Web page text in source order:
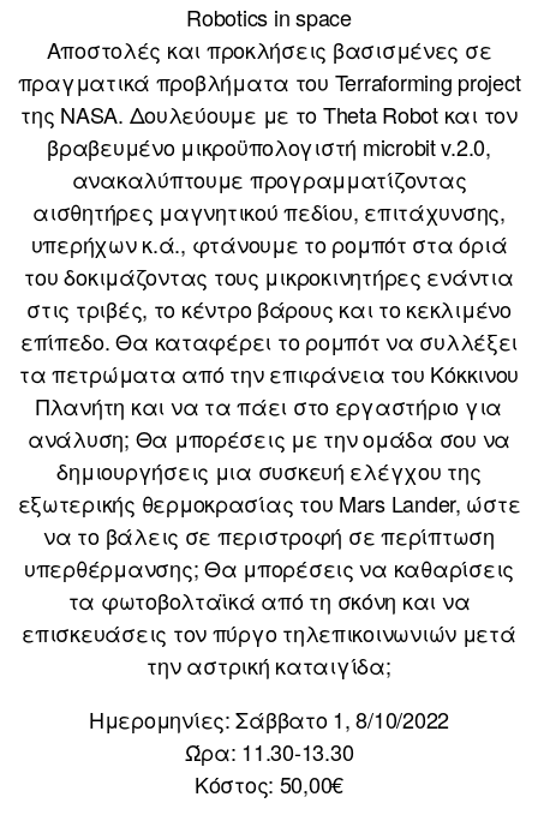
Robotics in space
Αποστολές και προκλήσεις βασισμένες σε
πραγματικά προβλήματα του Terraforming project
της NASA. Δουλεύουμε με το Theta Robot και τον
βραβευμένο μικροϋπολογιστή microbit v.2.0,
ανακαλύπτουμε προγραμματίζοντας
αισθητήρες μαγνητικού πεδίου, επιτάχυνσης,
υπερήχων κ.ά., φτάνουμε το ρομπότ στα όριά
του δοκιμάζοντας τους μικροκινητήρες ενάντια
στις τριβές, το κέντρο βάρους και το κεκλιμένο
επίπεδο. Θα καταφέρει το ρομπότ να συλλέξει
τα πετρώματα από την επιφάνεια του Κόκκινου
Πλανήτη και να τα πάει στο εργαστήριο για
ανάλυση; Θα μπορέσεις με την ομάδα σου να
δημιουργήσεις μια συσκευή ελέγχου της
εξωτερικής θερμοκρασίας του Mars Lander, ώστε
να το βάλεις σε περιστροφή σε περίπτωση
υπερθέρμανσης; Θα μπορέσεις να καθαρίσεις
τα φωτοβολταϊκά από τη σκόνη και να
επισκευάσεις τον πύργο τηλεπικοινωνιών μετά
την αστρική καταιγίδα;
Ημερομηνίες: Σάββατο 1, 8/10/2022
Ώρα: 11.30-13.30
Κόστος: 50,00€